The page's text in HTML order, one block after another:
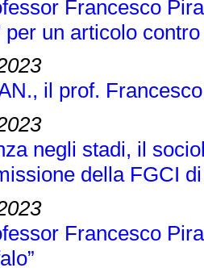
Francesco
per un articolo
il prof.
negli stadi, il
della FGCI
Francesco